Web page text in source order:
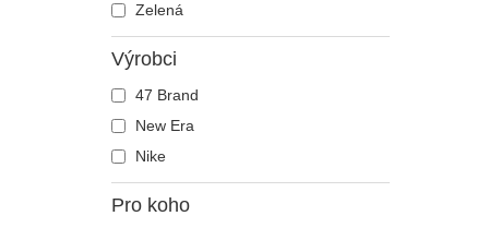
Zelená
Výrobci
47 Brand
New Era
Nike
Pro koho